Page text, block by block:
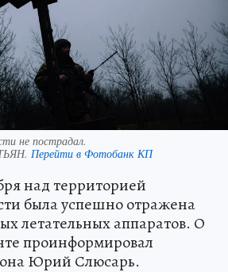
не пострадал.
Перейти в Фотобанк КП
над территорией
была успешно отражена
летательных аппаратов. О
проинформировал
Юрий Слюсарь.